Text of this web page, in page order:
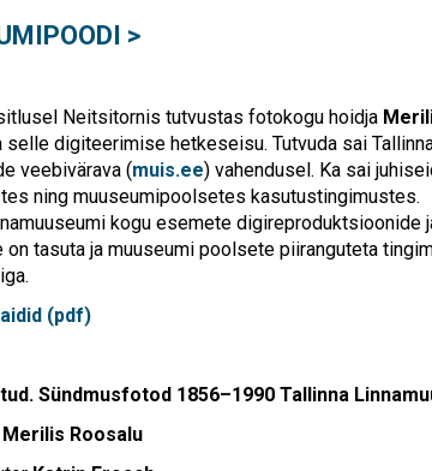
>
Neitsitornis tutvustas fotokogu hoidja
selle digiteerimise hetkeseisu. Tutvuda sai
veebivärava (muis.ee) vahendusel. Ka sai
ning muuseumipoolsetes kasutustingimustes.
kogu esemete
on tasuta ja muuseumi poolsete piiranguteta
(pdf)
Sündmusfotod 1856–1990 Tallinna
Merilis Roosalu